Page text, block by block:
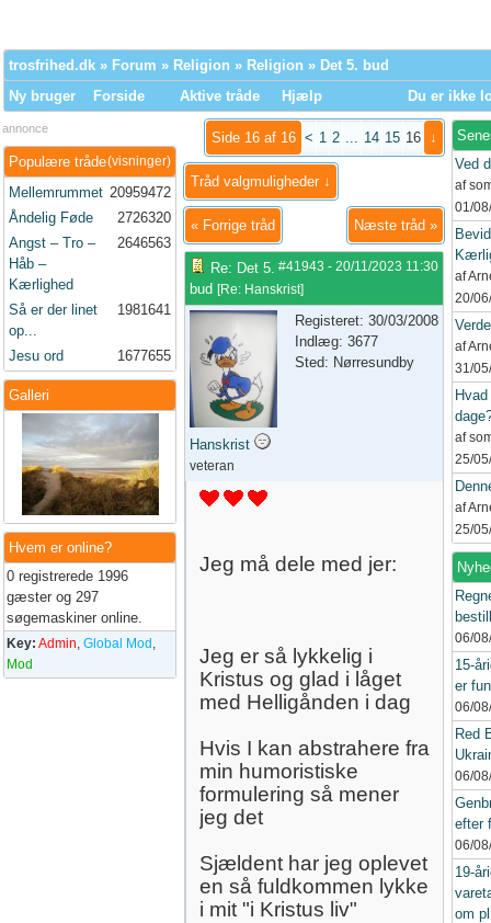
trosfrihed.dk » Forum » Religion » Religion » Det 5. bud
Ny bruger
Forside Aktive tråde Hjælp Du er ikke
annonce
(visninger)
Populære tråde
Mellemrummet 20959472
Åndelig Føde
2726320
Angst – Tro –
Håb –
Kærlighed
2646563
Så er der linet
op...
1981641
Jesu ord 1677655
Galleri
Hvem er online?
0 registrerede 1996
gæster og 297
søgemaskiner online.
Key: Admin, Global Mod ,
Mod
Side 16 af 16 < 1 2 ... 14 15 16 ↓
Tråd valgmuligheder ↓
« Forrige tråd Næste tråd »
#41943 - 20/11/2023 11:30
Re: Det 5.
bud [Re: Hanskrist]
Hanskrist
veteran
Registeret: 30/03/2008
Indlæg: 3677
Sted: Nørresundby
Jeg må dele med jer:
Jeg er så lykkelig i
Kristus og glad i låget
med Helligånden i dag
Hvis I kan abstrahere fra
min humoristiske
formulering så mener
jeg det
Sjældent har jeg oplevet
en så fuldkommen lykke
i mit "i Kristus liv"
Ved
af
01/
af
20/
af
31/
af
25/
af
25/
06/
15-
er
06/
Red
06/
efter
06/
19-
om